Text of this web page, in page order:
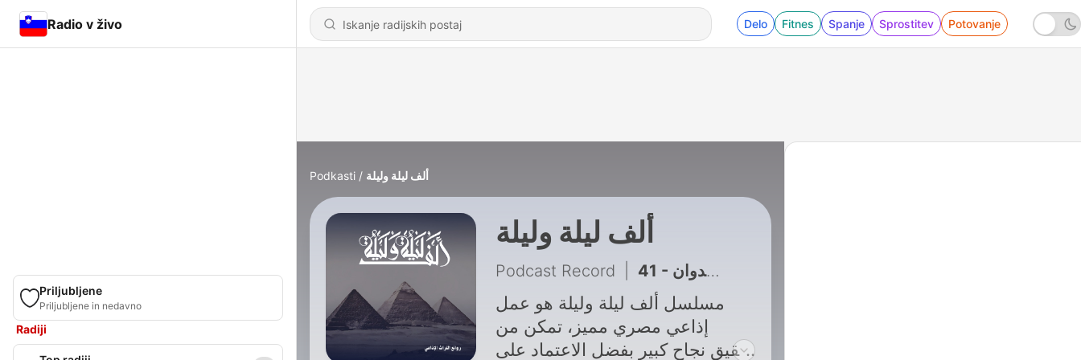
Radio v živo Delo Fitnes Spanje Sprostitev Potovanje
Priljubljene
Priljubljene in nedavno
Radiji
Podkasti ألف ليلة وليلة
ألف ليلة وليلة
Podcast Record 41 - الملك ماجدوان ووزيره شمدوان
مسلسل ألف ليلة وليلة هو عمل
إذاعي مصري مميز، تمكن من
تحقيق نجاح كبير بفضل الاعتماد على